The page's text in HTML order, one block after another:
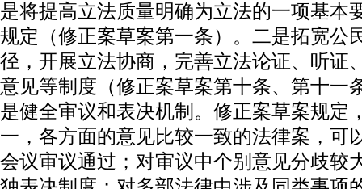
是将提高立法质量明确为立法的一项基本
规定（修正案草案第一条）。二是拓宽公
径，开展立法协商，完善立法论证、听证
意见等制度（修正案草案第十条、第十一
是健全审议和表决机制。修正案草案规定
一，各方面的意见比较一致的法律案，可
会议审议通过；对审议中个别意见分歧较